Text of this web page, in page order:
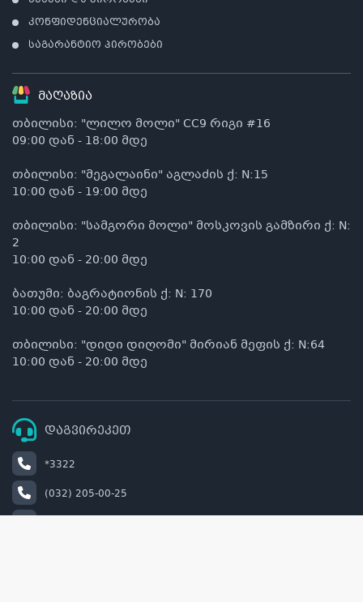
კონფიდენციალურობა
საგარანტიო პირობები
მაღაზია
თბილისი: "ლილო მოლი" CC9 რიგი #16
09:00 დან - 18:00 მდე
თბილისი: "მეგალაინი" აგლაძის ქ: N:15
10:00 დან - 19:00 მდე
თბილისი: "სამგორი მოლი" მოსკოვის გამზირი ქ: N:
2
10:00 დან - 20:00 მდე
ბათუმი: ბაგრატიონის ქ: N: 170
10:00 დან - 20:00 მდე
თბილისი: "დიდი დიღომი" მირიან მეფის ქ: N:64
10:00 დან - 20:00 მდე
დაგვირეკეთ
*3322
(032) 205-00-25